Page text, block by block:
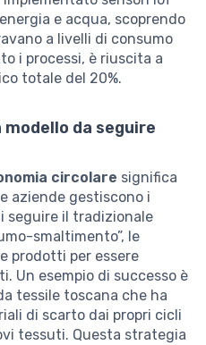
e acqua, scoprendo
a livelli di consumo
i processi, è riuscita a
totale del 20%.
da seguire
circolare significa
aziende gestiscono i
seguire il tradizionale
smaltimento”, le
prodotti per essere
Un esempio di successo è
tessile toscana che ha
di scarto dai propri cicli
tessuti. Questa strategia